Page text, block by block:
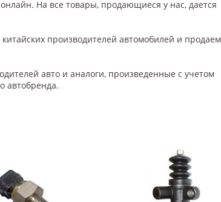
На все товары, продающиеся у нас, дается
производителей автомобилей и продаем
авто и аналоги, произведенные с учетом
автобренда.